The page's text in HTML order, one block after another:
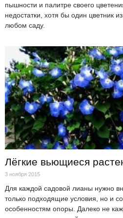
пышности и палитре своего
недостатки, хотя бы один цветник
любом саду.
Лёгкие вьющиеся
3 ноября 2015
Для каждой садовой лианы нужно
только подходящие условия, но и
особенностям опоры. Далеко не